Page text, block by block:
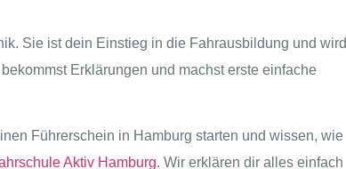
Sie ist dein Einstieg in die Fahrausbildung und wird
Erklärungen und machst erste einfache
Führerschein in Hamburg starten und wissen, wie
Aktiv Hamburg. Wir erklären dir alles einfach